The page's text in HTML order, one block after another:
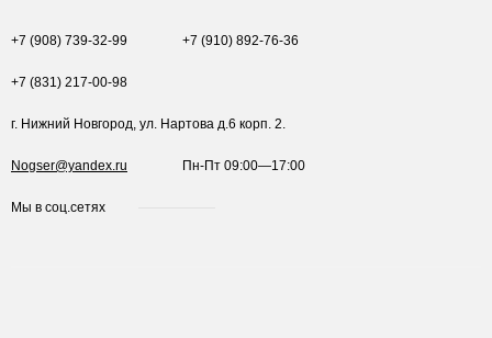
+7 (908) 739-32-99 +7 (910) 892-76-36
+7 (831) 217-00-98
г. Нижний Новгород, ул. Нартова д.6 корп. 2.
Nogser@yandex.ru Пн-Пт 09:00—17:00
Мы в соц.сетях